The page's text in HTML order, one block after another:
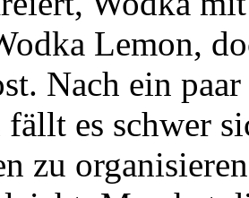
Lemon,
Nach ein
es schwer
zu